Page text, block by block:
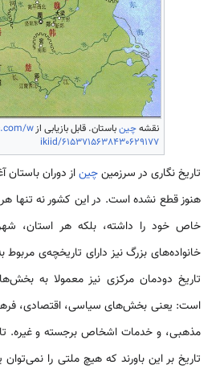
نقشهچینباستان. قابل بازیابی ازw
ikiid/6153715638430629177
تاریخ نگاری در سرزمینچیناز دوران باستان
هنوز قطع نشده است. در این کشور نه تنها
خاص خود را داشته، بلکه هر استان،
خانواده‌های بزرگ نیز دارای تاریخچه‌ی
تاریخ دودمان مرکزی نیز معمولا به
است: یعنی بخش‌های سیاسی، اقتصادی،
مذهبی، و خدمات اشخاص برجسته و غیره.
تاریخ بر این باورند که هیچ ملتی را